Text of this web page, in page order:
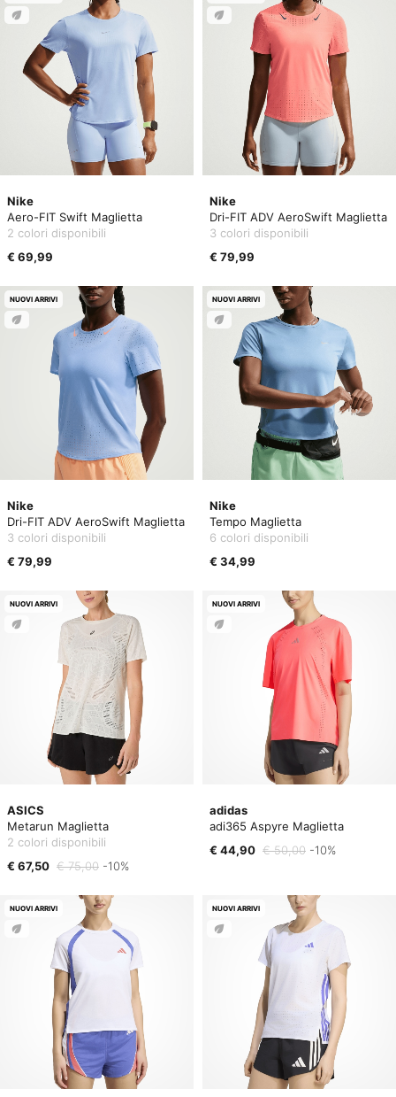
Nike
Aero-FIT Swift Maglietta
2 colori disponibili
€ 69,99
Nike
Dri-FIT ADV AeroSwift Maglietta
3 colori disponibili
€ 79,99
Nike
Dri-FIT ADV AeroSwift Maglietta
3 colori disponibili
€ 79,99
NUOVI ARRIVI
Nike
Tempo Maglietta
6 colori disponibili
€ 34,99
NUOVI ARRIVI
ASICS
Metarun Maglietta
2 colori disponibili
€ 67,50 € 75,00 -10%
NUOVI ARRIVI
adidas
adi365 Aspyre Maglietta
€ 44,90 € 50,00 -10%
NUOVI ARRIVI
NUOVI ARRIVI NUOVI ARRIVI